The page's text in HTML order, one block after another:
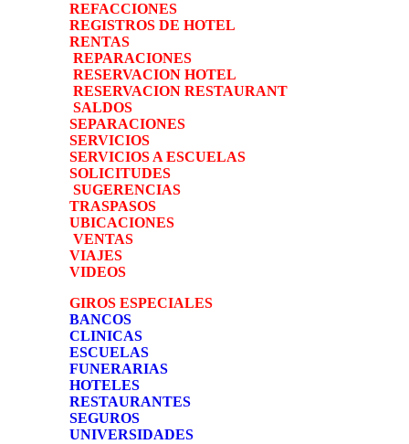
REFACCIONES
REGISTROS DE HOTEL
RENTAS
REPARACIONES
RESERVACION HOTEL
RESERVACION RESTAURANT
SALDOS
SEPARACIONES
SERVICIOS
SERVICIOS A ESCUELAS
SOLICITUDES
SUGERENCIAS
TRASPASOS
UBICACIONES
VENTAS
VIAJES
VIDEOS
GIROS ESPECIALES
BANCOS
CLINICAS
ESCUELAS
FUNERARIAS
HOTELES
RESTAURANTES
SEGUROS
UNIVERSIDADES